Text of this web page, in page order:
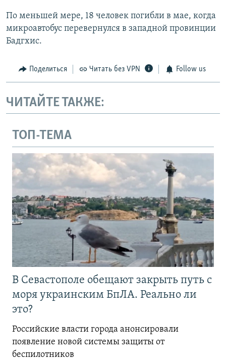
По меньшей мере, 18 человек погибли в мае, когда
микроавтобус перевернулся в западной провинции
Бадгхис.
Поделиться Читать без VPN Follow us
ЧИТАЙТЕ ТАКЖЕ:
ТОП-ТЕМА
В Севастополе обещают закрыть путь с
моря украинским БпЛА. Реально ли
это?
Российские власти города анонсировали
появление новой системы защиты от
беспилотников